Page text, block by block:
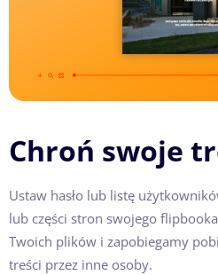
Chroń swoje
Ustaw hasło lub listę
lub części stron swojego
Twoich plików i zapobiegamy
treści przez inne osoby.